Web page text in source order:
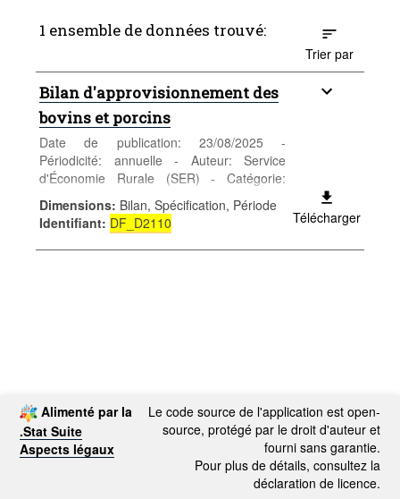
1 ensemble de données trouvé:
Trier par
Bilan d'approvisionnement des
bovins et porcins
Date de publication: 23/08/2025 -
Périodicité: annuelle - Auteur: Service
d'Économie Rurale (SER) - Catégorie:
Entreprises - Agriculture - Mots-clés:
agriculture
Dimensions: Bilan, Spécification, Période
Identifiant: DF_D2110 Télécharger
Alimenté par la
.Stat Suite
Aspects légaux
Le code source de l'application est open-
source, protégé par le droit d'auteur et
fourni sans garantie.
Pour plus de détails, consultez la
déclaration de licence.